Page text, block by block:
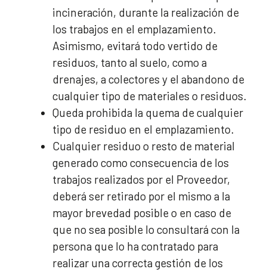
incineración, durante la realización de
los trabajos en el emplazamiento.
Asimismo, evitará todo vertido de
residuos, tanto al suelo, como a
drenajes, a colectores y el abandono de
cualquier tipo de materiales o residuos.
Queda prohibida la quema de cualquier
tipo de residuo en el emplazamiento.
Cualquier residuo o resto de material
generado como consecuencia de los
trabajos realizados por el Proveedor,
deberá ser retirado por el mismo a la
mayor brevedad posible o en caso de
que no sea posible lo consultará con la
persona que lo ha contratado para
realizar una correcta gestión de los